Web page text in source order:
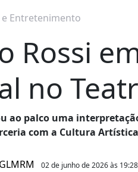
Entretenimento
Rossi
no
ao palco uma
com a Cultura Artística
02 de junho de 2026 às 19:28